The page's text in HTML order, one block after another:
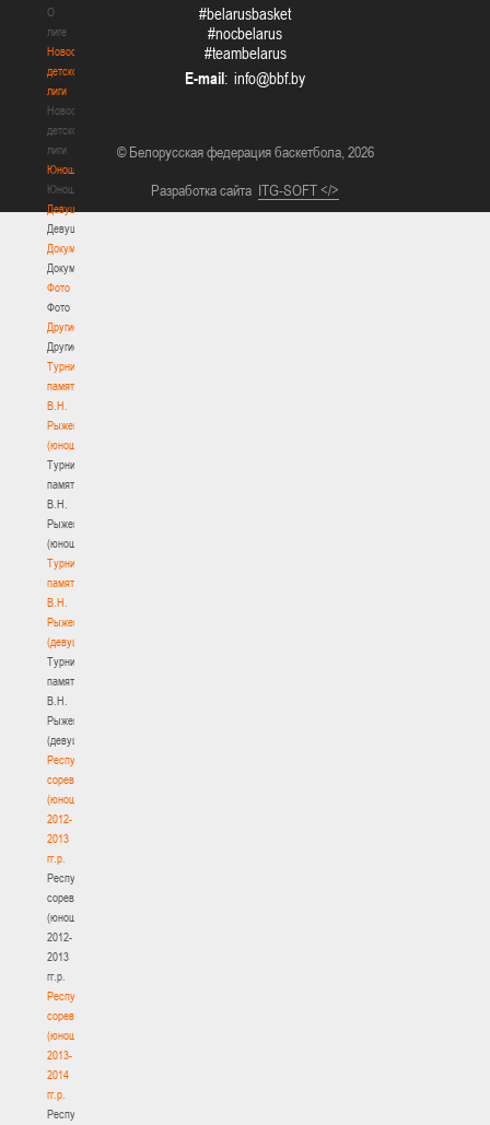
О
лиге
Новости
детской
лиги
Новости
детской
лиги
Юноши
Юноши
Девушки
Девушки
Документы
Документы
Фото
Фото
Другие
Другие
Турнир
памяти
В.Н.
Рыженкова
(юноши)
Турнир
памяти
В.Н.
Рыженкова
(юноши)
Турнир
памяти
В.Н.
Рыженкова
(девушки)
Турнир
памяти
В.Н.
Рыженкова
(девушки)
Республиканские
соревнования
(юноши)
2012-
2013
гг.р.
Республиканские
соревнования
(юноши)
2012-
2013
гг.р.
Республиканские
соревнования
(юноши)
2013-
2014
гг.р.
Республиканские
#belarusbasket
#nocbelarus
#teambelarus
E-mail:
© Белорусская федерация баскетбола, 2026
Разработка сайта ITG-SOFT </>